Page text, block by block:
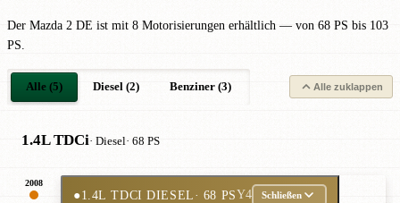
Der Mazda 2 DE ist mit 8 Motorisierungen erhältlich — von 68 PS bis 103
PS.
Alle (5) Diesel (2) Benziner (3) Alle zuklappen
1.4L TDCi· Diesel· 68 PS
2008
●1.4L TDCI DIESEL· 68 PSY4 Schließen